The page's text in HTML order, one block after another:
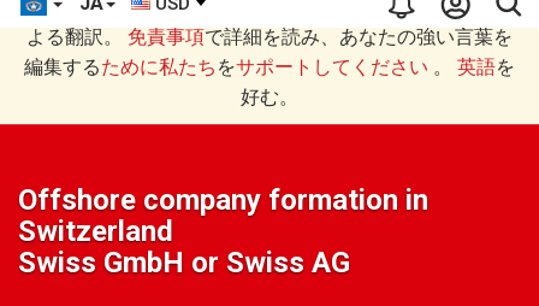
あなたは日本語 (にほんご)で読んでいますAIプログラムに
よる翻訳。 免責事項で詳細を読み、あなたの強い言葉を
編集するために私たち をサポートしてください 。 英語を
好む。
Offshore company formation in
Switzerland
Swiss GmbH or Swiss AG